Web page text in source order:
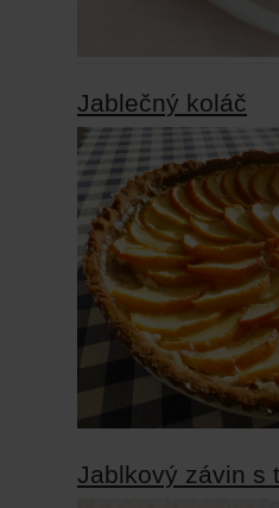
Jablečný koláč
Jablkový závin s